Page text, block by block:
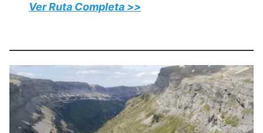
Ver Ruta Completa >>